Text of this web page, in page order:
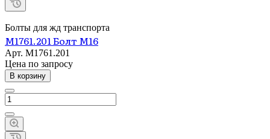
Болты для жд транспорта
М1761.201 Болт М16
Арт. М1761.201
Цена по запросу
В корзину